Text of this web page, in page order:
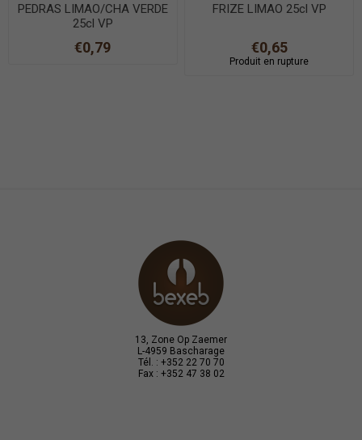
PEDRAS LIMAO/CHA VERDE
25cl VP
€0,79
FRIZE LIMAO 25cl VP
€0,65
Produit en rupture
13, Zone Op Zaemer
L-4959 Bascharage
Tél. : +352 22 70 70
Fax : +352 47 38 02